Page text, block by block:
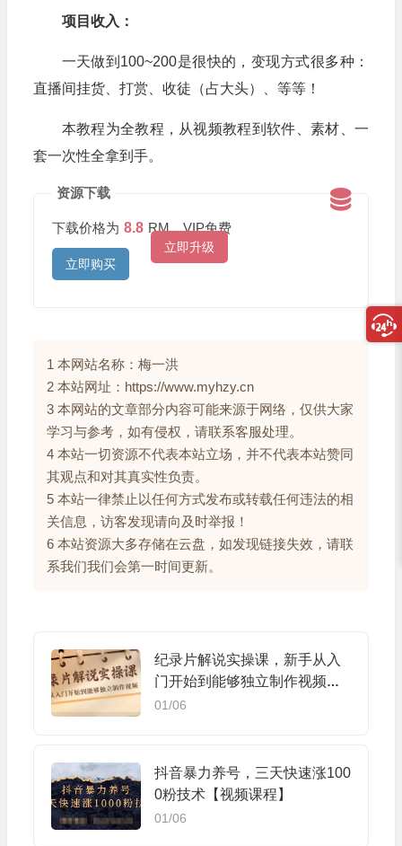
项目收入：
一天做到100~200是很快的，变现方式很多种：
直播间挂货、打赏、收徒（占大头）、等等！
本教程为全教程，从视频教程到软件、素材、一
套一次性全拿到手。
资源下载
下载价格为 8.8 RM，VIP免费
立即升级
立即购买
1 本网站名称：梅一洪
2 本站网址：https://www.myhzy.cn
3 本网站的文章部分内容可能来源于网络，仅供大家
学习与参考，如有侵权，请联系客服处理。
4 本站一切资源不代表本站立场，并不代表本站赞同
其观点和对其真实性负责。
5 本站一律禁止以任何方式发布或转载任何违法的相
关信息，访客发现请向及时举报！
6 本站资源大多存储在云盘，如发现链接失效，请联
系我们我们会第一时间更新。
纪录片解说实操课，新手从入
门开始到能够独立制作视频（2
2节课）
01/06
抖音暴力养号，三天快速涨100
0粉技术【视频课程】
01/06